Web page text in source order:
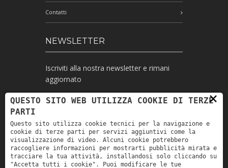
Contatti
NEWSLETTER
Iscriviti alla nostra newsletter e rimani
aggiornato
Ho letto l'informativa e autorizzo il
trattamento dei miei dati personali per le
finalità ivi indicate *
×
QUESTO SITO WEB UTILIZZA COOKIE DI TERZE
PARTI
Questo sito utilizza cookie tecnici per la navigazione e
cookie di terze parti per servizi aggiuntivi come la
visualizzazione di video. Alcuni cookie potrebbero
raccogliere informazioni per mostrarti pubblicità mirata e
tracciare la tua attività, installandosi solo cliccando su
"Accetta tutti i cookie". Puoi modificare le tue